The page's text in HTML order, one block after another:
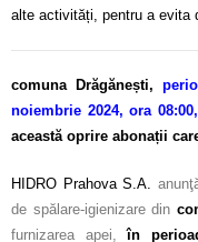
alte activități, pentru a evita
comuna Drăgănești,
noiembrie 2024, ora
această oprire abonații
HIDRO Prahova S.A.
de spălare-igienizare din c
furnizarea apei,în